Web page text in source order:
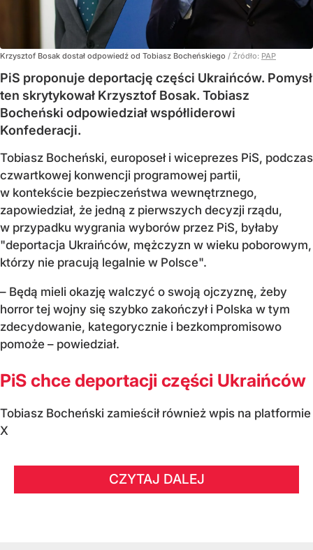
Krzysztof Bosak dostał odpowiedź od Tobiasz Bocheńskiego / Źródło: PAP
PiS proponuje deportację części Ukraińców. Pomysł
ten skrytykował Krzysztof Bosak. Tobiasz
Bocheński odpowiedział współliderowi
Konfederacji.
Tobiasz Bocheński, europoseł i wiceprezes PiS, podczas
czwartkowej konwencji programowej partii,
w kontekście bezpieczeństwa wewnętrznego,
zapowiedział, że jedną z pierwszych decyzji rządu,
w przypadku wygrania wyborów przez PiS, byłaby
"deportacja Ukraińców, mężczyzn w wieku poborowym,
którzy nie pracują legalnie w Polsce".
– Będą mieli okazję walczyć o swoją ojczyznę, żeby
horror tej wojny się szybko zakończył i Polska w tym
zdecydowanie, kategorycznie i bezkompromisowo
pomoże – powiedział.
PiS chce deportacji części Ukraińców
Tobiasz Bocheński zamieścił również wpis na platformie
X
CZYTAJ DALEJ